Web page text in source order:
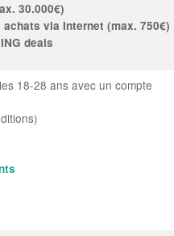
30.000€)
via Internet (max. 750€)
deals
18-28 ans avec un compte